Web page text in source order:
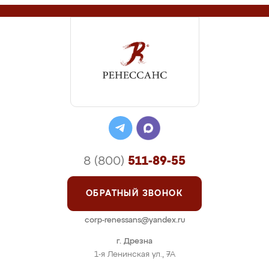
г. Дрезна
1-я Ленинская ул., 7А
8 (800) 511-89-55
ОБРАТНЫЙ ЗВОНОК
corp-renessans@yandex.ru